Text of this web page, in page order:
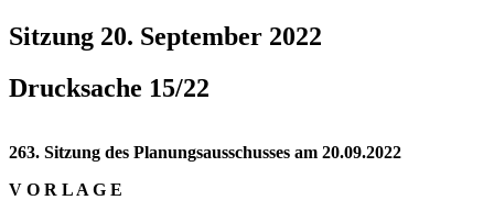
Sitzung 20. September 2022
Drucksache 15/22
263. Sitzung des Planungsausschusses am 20.09.2022
V O R L A G E